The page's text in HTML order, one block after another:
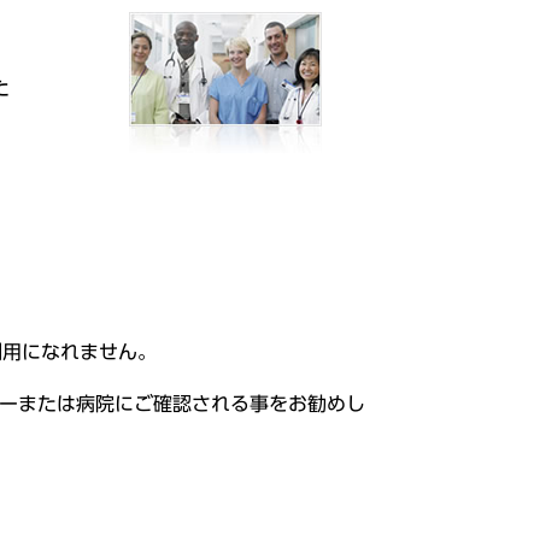
になれません。
または病院にご確認される事をお勧めし